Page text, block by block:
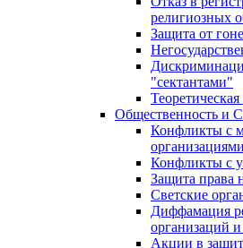
религиозных
Защита от
"сектантами"
Теоретическая
Общественность и
Конфликты с
организациями
Конфликты с
Защита права
Светские
Диффамация
организаций
Акции в